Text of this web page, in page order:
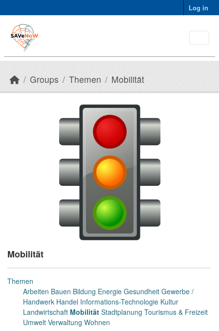
Log in
Groups Themen Mobilität
Mobilität
Themen
Arbeiten Bauen Bildung Energie Gesundheit Gewerbe /
Handwerk Handel Informations-Technologie Kultur
Landwirtschaft Mobilität Stadtplanung Tourismus & Freizeit
Umwelt Verwaltung Wohnen